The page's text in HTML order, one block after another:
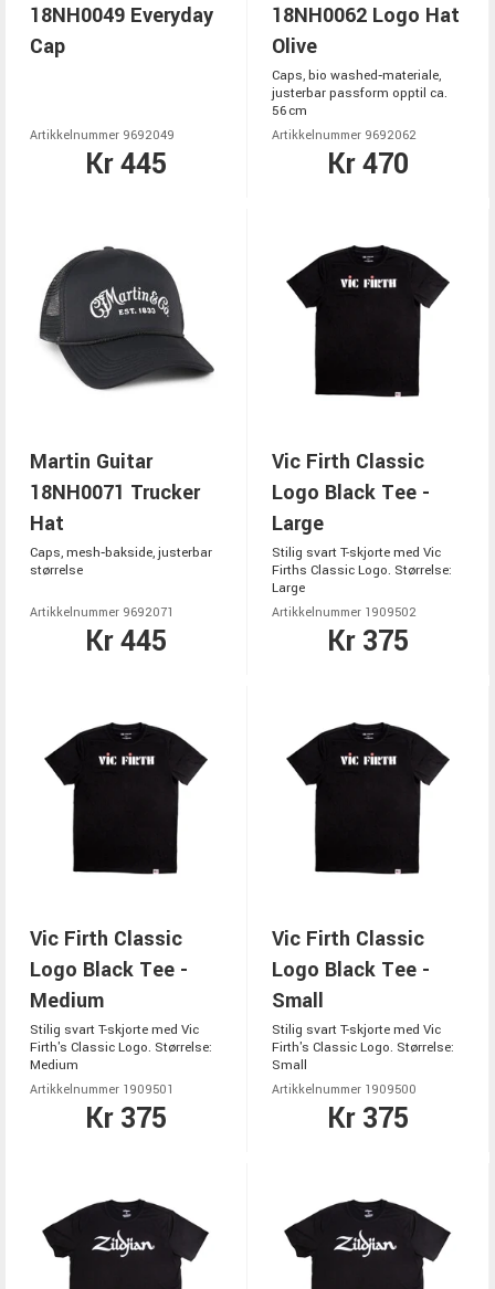
18NH0049 Everyday
Cap
Artikkelnummer 9692049
Kr 445
18NH0062 Logo Hat
Olive
Caps, bio washed‑materiale,
justerbar passform opptil ca.
56 cm
Artikkelnummer 9692062
Kr 470
Martin Guitar
18NH0071 Trucker
Hat
Caps, mesh‑bakside, justerbar
størrelse
Artikkelnummer 9692071
Kr 445
Vic Firth Classic
Logo Black Tee -
Large
Stilig svart T-skjorte med Vic
Firths Classic Logo. Størrelse:
Large
Artikkelnummer 1909502
Kr 375
Vic Firth Classic
Logo Black Tee -
Medium
Stilig svart T-skjorte med Vic
Firth's Classic Logo. Størrelse:
Medium
Artikkelnummer 1909501
Kr 375
Vic Firth Classic
Logo Black Tee -
Small
Stilig svart T-skjorte med Vic
Firth's Classic Logo. Størrelse:
Small
Artikkelnummer 1909500
Kr 375